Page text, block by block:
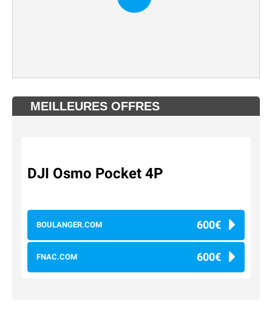
MEILLEURES OFFRES
DJI Osmo Pocket 4P
BOULANGER.COM 600€
FNAC.COM 600€